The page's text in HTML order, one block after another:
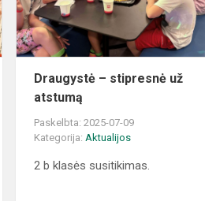
pamokos
baseine
Draugystė – stipresnė už
atstumą
Paskelbta: 2025-07-09
Kategorija:Aktualijos
2 b klasės susitikimas.